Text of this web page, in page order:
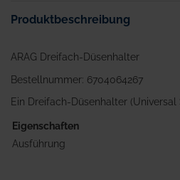
Produktbeschreibung
ARAG Dreifach-Düsenhalter
Bestellnummer: 6704064267
Ein Dreifach-Düsenhalter (Universal
Eigenschaften
Ausführung